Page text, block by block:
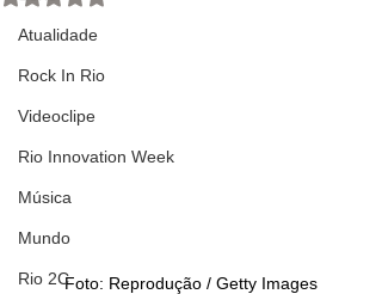
Atualidade
Rock In Rio
Videoclipe
Rio Innovation Week
Música
Mundo
Rio 2CFoto: Reprodução / Getty Images